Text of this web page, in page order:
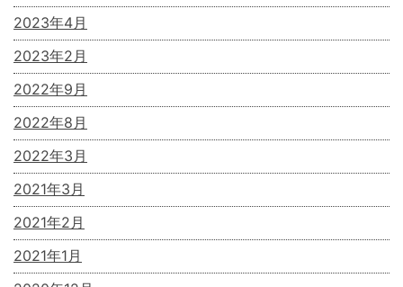
2023年4月
2023年2月
2022年9月
2022年8月
2022年3月
2021年3月
2021年2月
2021年1月